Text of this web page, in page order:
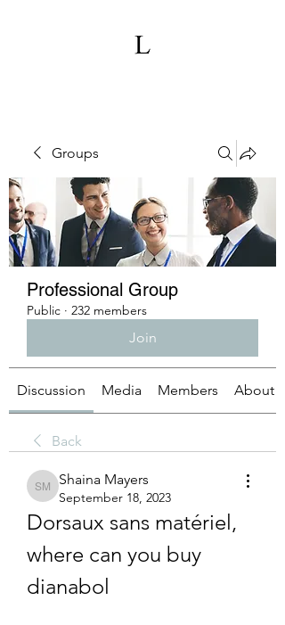
Groups
Professional Group
Public · 232 members
Join
Discussion Media Members About
Back
Shaina Mayers
Shaina Mayers
September 18, 2023
Dorsaux sans matériel,
where can you buy
dianabol